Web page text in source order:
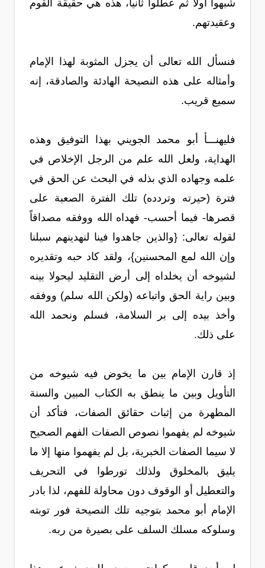
شبهوا أولاً ثم عطلوا ثانياً، هذه هي حقيقة القوم
وعقيدتهم.
فنسأل الله تعالى أن يجزل المثوبة لهذا الإمام
وأمثاله على هذه النصيحة الهادئة والصادقة، إنه
سميع قريب.
فليهنـــأ أبو محمد الجويني بهذا التوفيق وهذه
الهداية، ولعل الله علم من الرجل الإخلاص في
علمه وجهاده الذي بذله في البحث عن الحق في
فترة (حيرته وتردده) تلك الفترة الصعبة على
قصرها- فيما أحسب- فهداه الله ووفقه مصداقاً
لقوله تعالى: {والذين جاهدوا فينا لنهدينهم سبلنا
وإن الله لمع المحسنين}، ولقد كاد حبه وتقديره
لشيوخه أن يخلداه إلى أرض التقليد ليحولا بينه
وبين راية الحق واتباعه (ولكن الله سلم) ووفقه
وأخذ بيده إلى بر السلامة، فسلم ونحمد الله
على ذلك.
إذ قارن الإمام بين ما يخوض فيه شيوخه من
التأويل وبين ما ينطق به الكتاب المبين والسنة
المطهرة من إثبات حقائق الصفات، فتأكد أن
شيوخه لم يفهموا نصوص الصفات الفهم الصحيح
لا سيما الصفات الخبرية، بل لم يفهموا منها إلا ما
يليق بالمخلوق ولذلك تورطوا في التحريف
والتعطيل أو الوقوف دون محاولة للفهم، لذا بادر
الإمام أبو محمد بتوجيه تلك النصيحة فور توبته
وسلوكه مسلك السلف على بصيرة من ربه.